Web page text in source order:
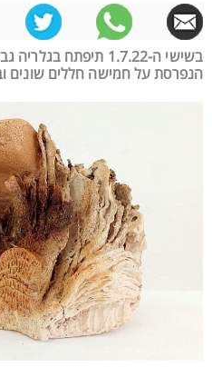
בשישי ה-1.7.22 תיפתח
הנפרסת על חמישה חללים שונים ובה מעל